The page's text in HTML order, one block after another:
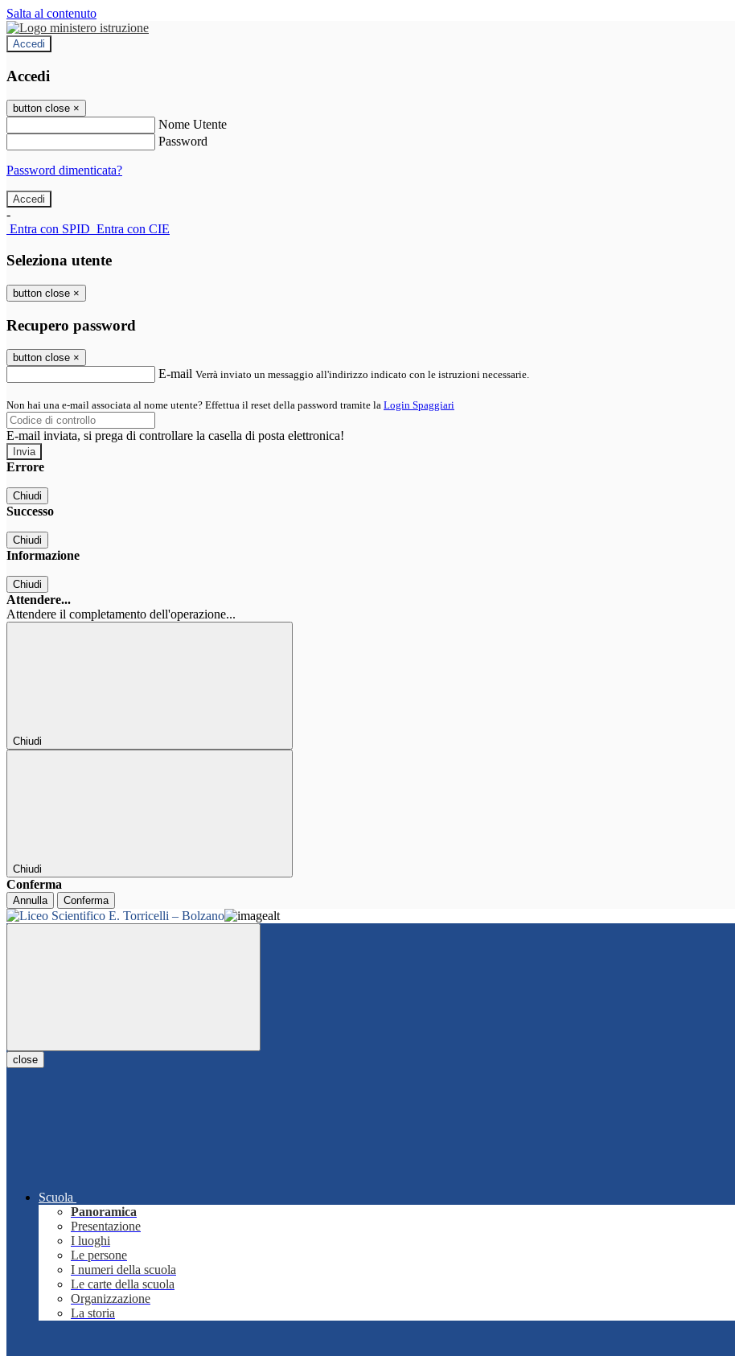
Salta al contenuto
Accedi
Accedi
button close ×
Nome Utente
Password
Password dimenticata?
-
Entra con SPID Entra con CIE
Seleziona utente
button close ×
Recupero password
button close ×
E-mail Verrà inviato un messaggio all'indirizzo indicato con le istruzioni necessarie.
Non hai una e-mail associata al nome utente? Effettua il reset della password tramite la Login Spaggiari
E-mail inviata, si prega di controllare la casella di posta elettronica!
Errore
Chiudi
Successo
Chiudi
Informazione
Chiudi
Attendere...
Attendere il completamento dell'operazione...
Chiudi
Chiudi
Conferma
Annulla Conferma
close
Scuola
Panoramica
Presentazione
I luoghi
Le persone
I numeri della scuola
Le carte della scuola
Organizzazione
La storia